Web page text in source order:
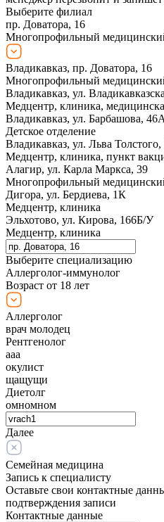
Выберите филиал
пр. Доватора, 16
Многопрофильный
Владикавказ, пр. Доватора, 16
Многопрофильный
Владикавказ, ул.
Медцентр, клиника,
Владикавказ, ул. Барбашова, 46А
Детское отделение
Владикавказ, ул. Льва Толстого,
Медцентр, клиника, пункт
Алагир, ул. Карла Маркса, 39
Многопрофильный
Дигора, ул. Бердиева, 1К
Медцентр, клиника
Эльхотово, ул. Кирова, 166Б/У
Медцентр, клиника
Выберите специализацию
Аллерголог-иммунолог
Возраст от 18 лет
Аллерголог
врач молодец
Рентгенолог
ааа
окулист
щащущи
Диетолг
омномном
Далее
Семейная медицина
Запись к специалисту
Оставьте свои контактные
подтверждения записи
Контактные данные